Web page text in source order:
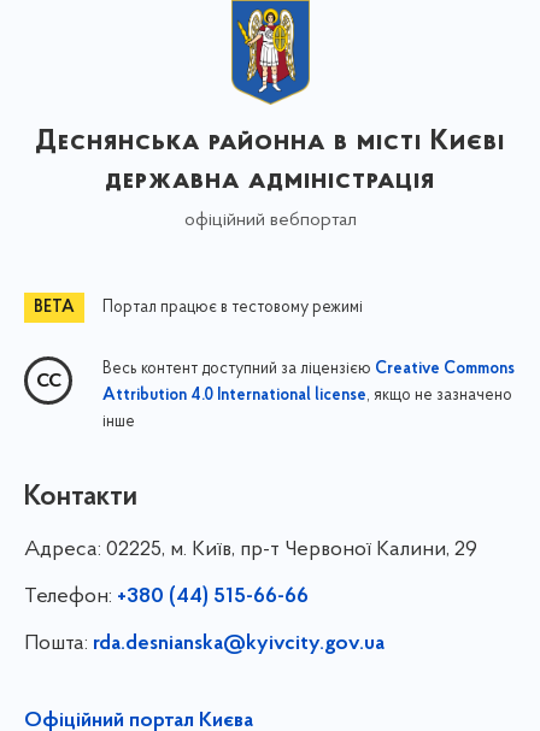
Деснянська районна в місті Києві
державна адміністрація
офіційний вебпортал
Портал працює в тестовому режимі
Весь контент доступний за ліцензією Creative Commons
Attribution 4.0 International license, якщо не зазначено
інше
Контакти
Адреса: 02225, м. Київ, пр-т Червоної Калини, 29
Телефон: +380 (44) 515-66-66
Пошта: rda.desnianska@kyivcity.gov.ua
Офіційний портал Києва